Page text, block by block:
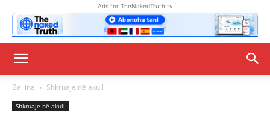
Ads for TheNakedTruth.tv
Ballina Shkruaje në akull
Shkruaje në akull